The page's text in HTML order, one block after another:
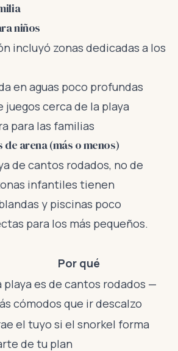
niños
incluyó zonas dedicadas a los
en aguas poco profundas
cerca de la playa
para las familias
arena (más o menos)
de cantos rodados, no de
infantiles tienen
y piscinas poco
para los más pequeños.
Por qué
playa es de cantos rodados —
cómodos que ir descalzo
el tuyo si el snorkel forma
de tu plan